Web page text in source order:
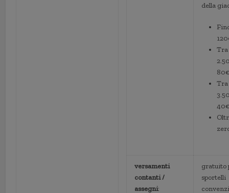
della
Tra
Tra
versamenti
contanti /
assegni:
gratuito
sportelli